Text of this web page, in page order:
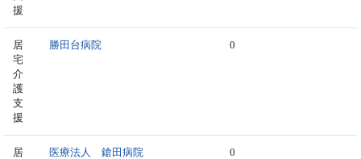
援
居
宅
介
護
支
援
勝田台病院 0
居
医療法人 鎗田病院 0